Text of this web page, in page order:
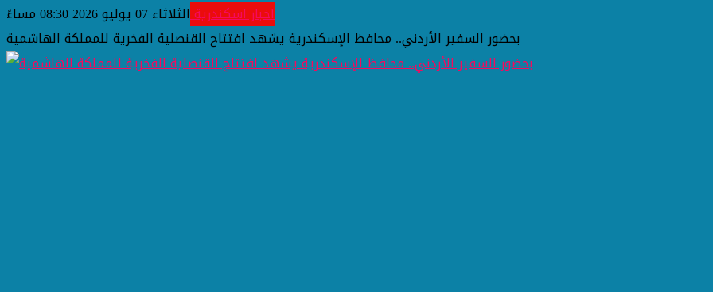
اخبار اسكندريةالثلاثاء 07 يوليو 2026 08:30 مساءً
بحضور السفير الأردني.. محافظ الإسكندرية يشهد افتتاح القنصلية الفخرية للمملكة الهاشمية